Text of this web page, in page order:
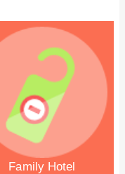
Family Hotel